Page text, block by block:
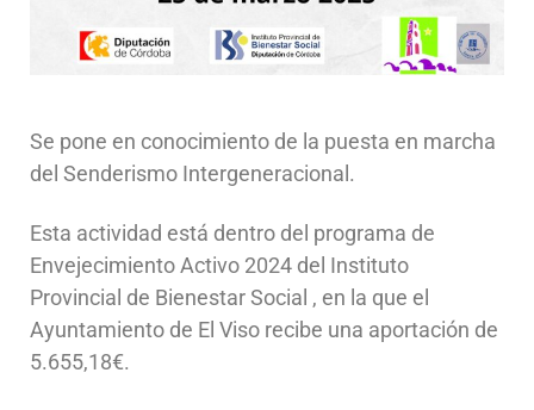
Se pone en conocimiento de la puesta en marcha
del Senderismo Intergeneracional.
Esta actividad está dentro del programa de
Envejecimiento Activo 2024 del Instituto
Provincial de Bienestar Social , en la que el
Ayuntamiento de El Viso recibe una aportación de
5.655,18€.